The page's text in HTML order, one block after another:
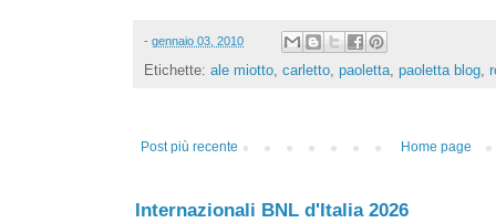
- gennaio 03, 2010
Etichette: ale miotto, carletto, paoletta, paoletta blog,
Post più recente Home page
Internazionali BNL d'Italia 2026